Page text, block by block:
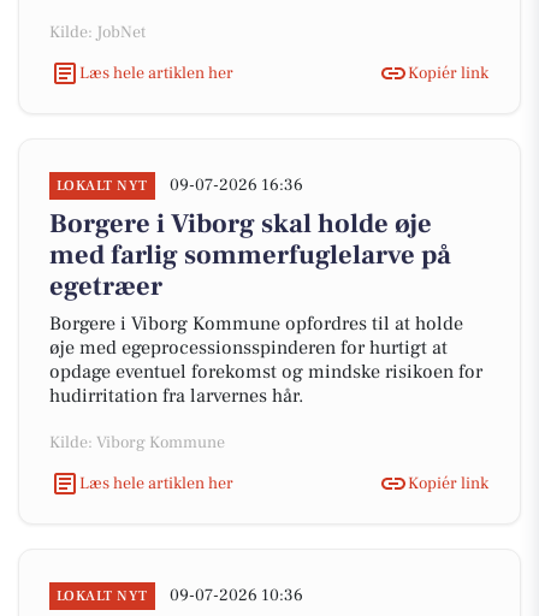
Kilde: JobNet
Læs hele artiklen her
Kopiér link
LOKALT NYT 09-07-2026 16:36
Borgere i Viborg skal holde øje
med farlig sommerfuglelarve på
egetræer
Borgere i Viborg Kommune opfordres til at holde
øje med egeprocessionsspinderen for hurtigt at
opdage eventuel forekomst og mindske risikoen for
hudirritation fra larvernes hår.
Kilde: Viborg Kommune
Læs hele artiklen her
Kopiér link
LOKALT NYT 09-07-2026 10:36